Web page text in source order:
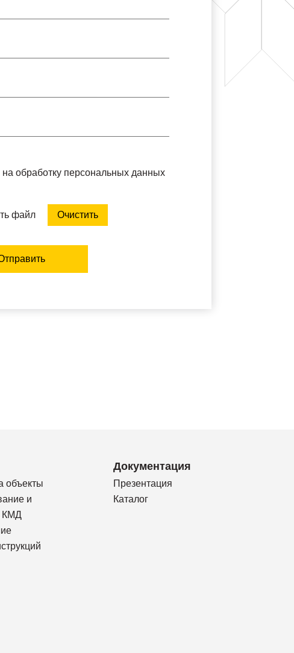
обработку персональных данных
файл Очистить
объекты
и
КМД
Документация
Презентация
Каталог